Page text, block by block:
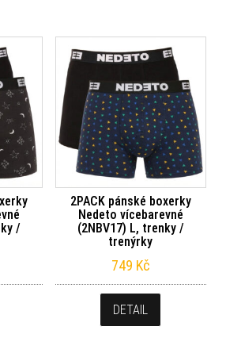
/
2PACK pánské boxerky
Nedeto vícebarevné
(2NBV17) L, trenky /
trenýrky
749 Kč
DETAIL